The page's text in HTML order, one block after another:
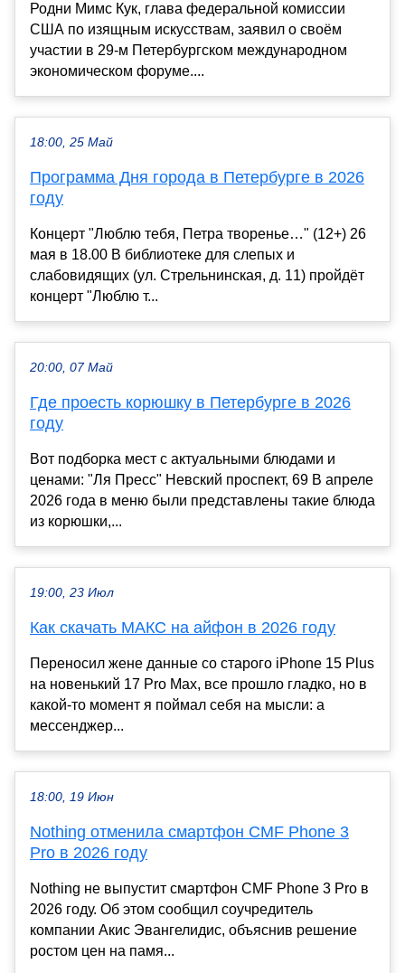
Родни Мимс Кук, глава федеральной комиссии
США по изящным искусствам, заявил о своём
участии в 29-м Петербургском международном
экономическом форуме....
18:00, 25 Май
Программа Дня города в Петербурге в 2026
году
Концерт "Люблю тебя, Петра творенье…" (12+) 26
мая в 18.00 В библиотеке для слепых и
слабовидящих (ул. Стрельнинская, д. 11) пройдёт
концерт "Люблю т...
20:00, 07 Май
Где проесть корюшку в Петербурге в 2026
году
Вот подборка мест с актуальными блюдами и
ценами: "Ля Пресс" Невский проспект, 69 В апреле
2026 года в меню были представлены такие блюда
из корюшки,...
19:00, 23 Июл
Как скачать МАКС на айфон в 2026 году
Переносил жене данные со старого iPhone 15 Plus
на новенький 17 Pro Max, все прошло гладко, но в
какой-то момент я поймал себя на мысли: а
мессенджер...
18:00, 19 Июн
Nothing отменила смартфон CMF Phone 3
Pro в 2026 году
Nothing не выпустит смартфон CMF Phone 3 Pro в
2026 году. Об этом сообщил соучредитель
компании Акис Эвангелидис, объяснив решение
ростом цен на памя...